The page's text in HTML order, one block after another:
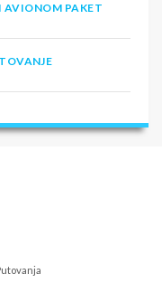
AVIONOM PAKET